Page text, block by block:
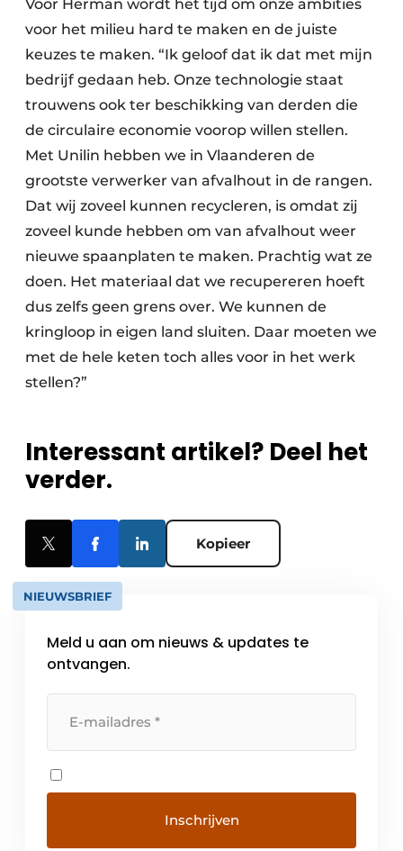
Voor Herman wordt het tijd om onze ambities
voor het milieu hard te maken en de juiste
keuzes te maken. “Ik geloof dat ik dat met mijn
bedrijf gedaan heb. Onze technologie staat
trouwens ook ter beschikking van derden die
de circulaire economie voorop willen stellen.
Met Unilin hebben we in Vlaanderen de
grootste verwerker van afvalhout in de rangen.
Dat wij zoveel kunnen recycleren, is omdat zij
zoveel kunde hebben om van afvalhout weer
nieuwe spaanplaten te maken. Prachtig wat ze
doen. Het materiaal dat we recupereren hoeft
dus zelfs geen grens over. We kunnen de
kringloop in eigen land sluiten. Daar moeten we
met de hele keten toch alles voor in het werk
stellen?”
Interessant artikel? Deel het
verder.
Kopieer
NIEUWSBRIEF
Meld u aan om nieuws & updates te
ontvangen.